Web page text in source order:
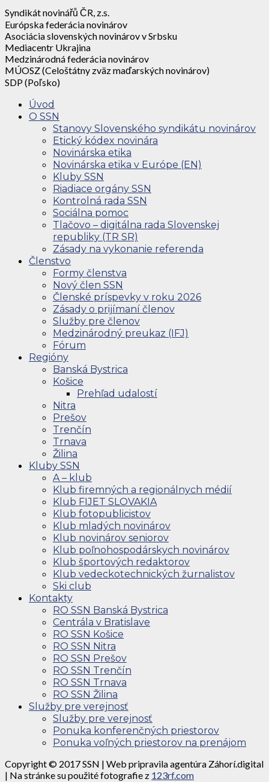
Syndikát novinářů ČR, z.s.
Európska federácia novinárov
Asociácia slovenských novinárov v Srbsku
Mediacentr Ukrajina
Medzinárodná federácia novinárov
MÚOSZ (Celoštátny zväz maďarských novinárov)
SDP (Poľsko)
Úvod
O SSN
Stanovy Slovenského syndikátu novinárov
Etický kódex novinára
Novinárska etika
Novinárska etika v Európe (EN)
Kluby SSN
Riadiace orgány SSN
Kontrolná rada SSN
Sociálna pomoc
Tlačovo – digitálna rada Slovenskej
republiky (TR SR)
Zásady na vykonanie referenda
Členstvo
Formy členstva
Nový člen SSN
Členské príspevky v roku 2026
Zásady o prijímaní členov
Služby pre členov
Medzinárodný preukaz (IFJ)
Fórum
Regióny
Banská Bystrica
Košice
Prehľad udalostí
Nitra
Prešov
Trenčín
Trnava
Žilina
Kluby SSN
A – klub
Klub firemných a regionálnych médií
Klub FIJET SLOVAKIA
Klub fotopublicistov
Klub mladých novinárov
Klub novinárov seniorov
Klub poľnohospodárskych novinárov
Klub športových redaktorov
Klub vedeckotechnických žurnalistov
Ski club
Kontakty
RO SSN Banská Bystrica
Centrála v Bratislave
RO SSN Košice
RO SSN Nitra
RO SSN Prešov
RO SSN Trenčín
RO SSN Trnava
RO SSN Žilina
Služby pre verejnosť
Služby pre verejnosť
Ponuka konferenčných priestorov
Ponuka voľných priestorov na prenájom
Copyright © 2017 SSN | Web pripravila agentúra Záhorí.digital
| Na stránke su použité fotografie z 123rf.com